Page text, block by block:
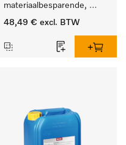
materiaalbesparende,
machinale reiniging van
gerei.
48,49 € excl. BTW